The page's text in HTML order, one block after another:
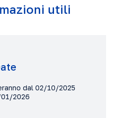
utili
dal 02/10/2025
2026